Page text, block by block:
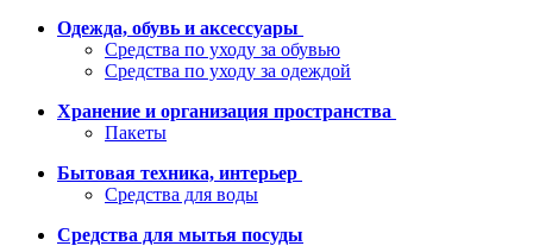
Одежда, обувь и аксессуары
Средства по уходу за обувью
Средства по уходу за одеждой
Хранение и организация пространства
Пакеты
Бытовая техника, интерьер
Средства для воды
Средства для мытья посуды